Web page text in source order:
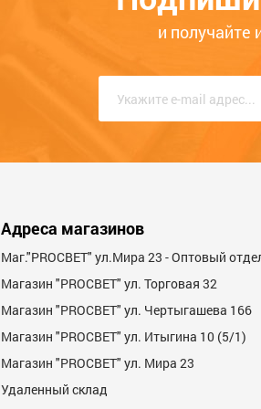
ЦБ-00068298
и
Адреса магазинов
Маг."PROСВЕТ" ул.Мира 23 - Оптовый
Магазин "PROСВЕТ" ул. Торговая 32
Магазин "PROCBET" ул. Чертыгашева 166
Магазин "PROCBET" ул. Итыгина 10 (5/1)
Магазин "PROСВЕТ" ул. Мира 23
Удаленный склад